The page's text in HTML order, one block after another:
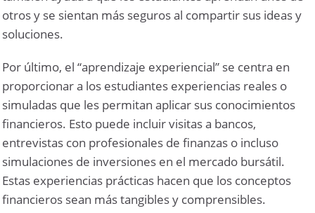
otros y se sientan más seguros al compartir sus ideas y
soluciones.
Por último, el “aprendizaje experiencial” se centra en
proporcionar a los estudiantes experiencias reales o
simuladas que les permitan aplicar sus conocimientos
financieros. Esto puede incluir visitas a bancos,
entrevistas con profesionales de finanzas o incluso
simulaciones de inversiones en el mercado bursátil.
Estas experiencias prácticas hacen que los conceptos
financieros sean más tangibles y comprensibles.